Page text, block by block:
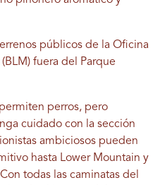
públicos de la Oficina
fuera del Parque
perros, pero
cuidado con la sección
ambiciosos pueden
hasta Lower Mountain y
todas las caminatas del